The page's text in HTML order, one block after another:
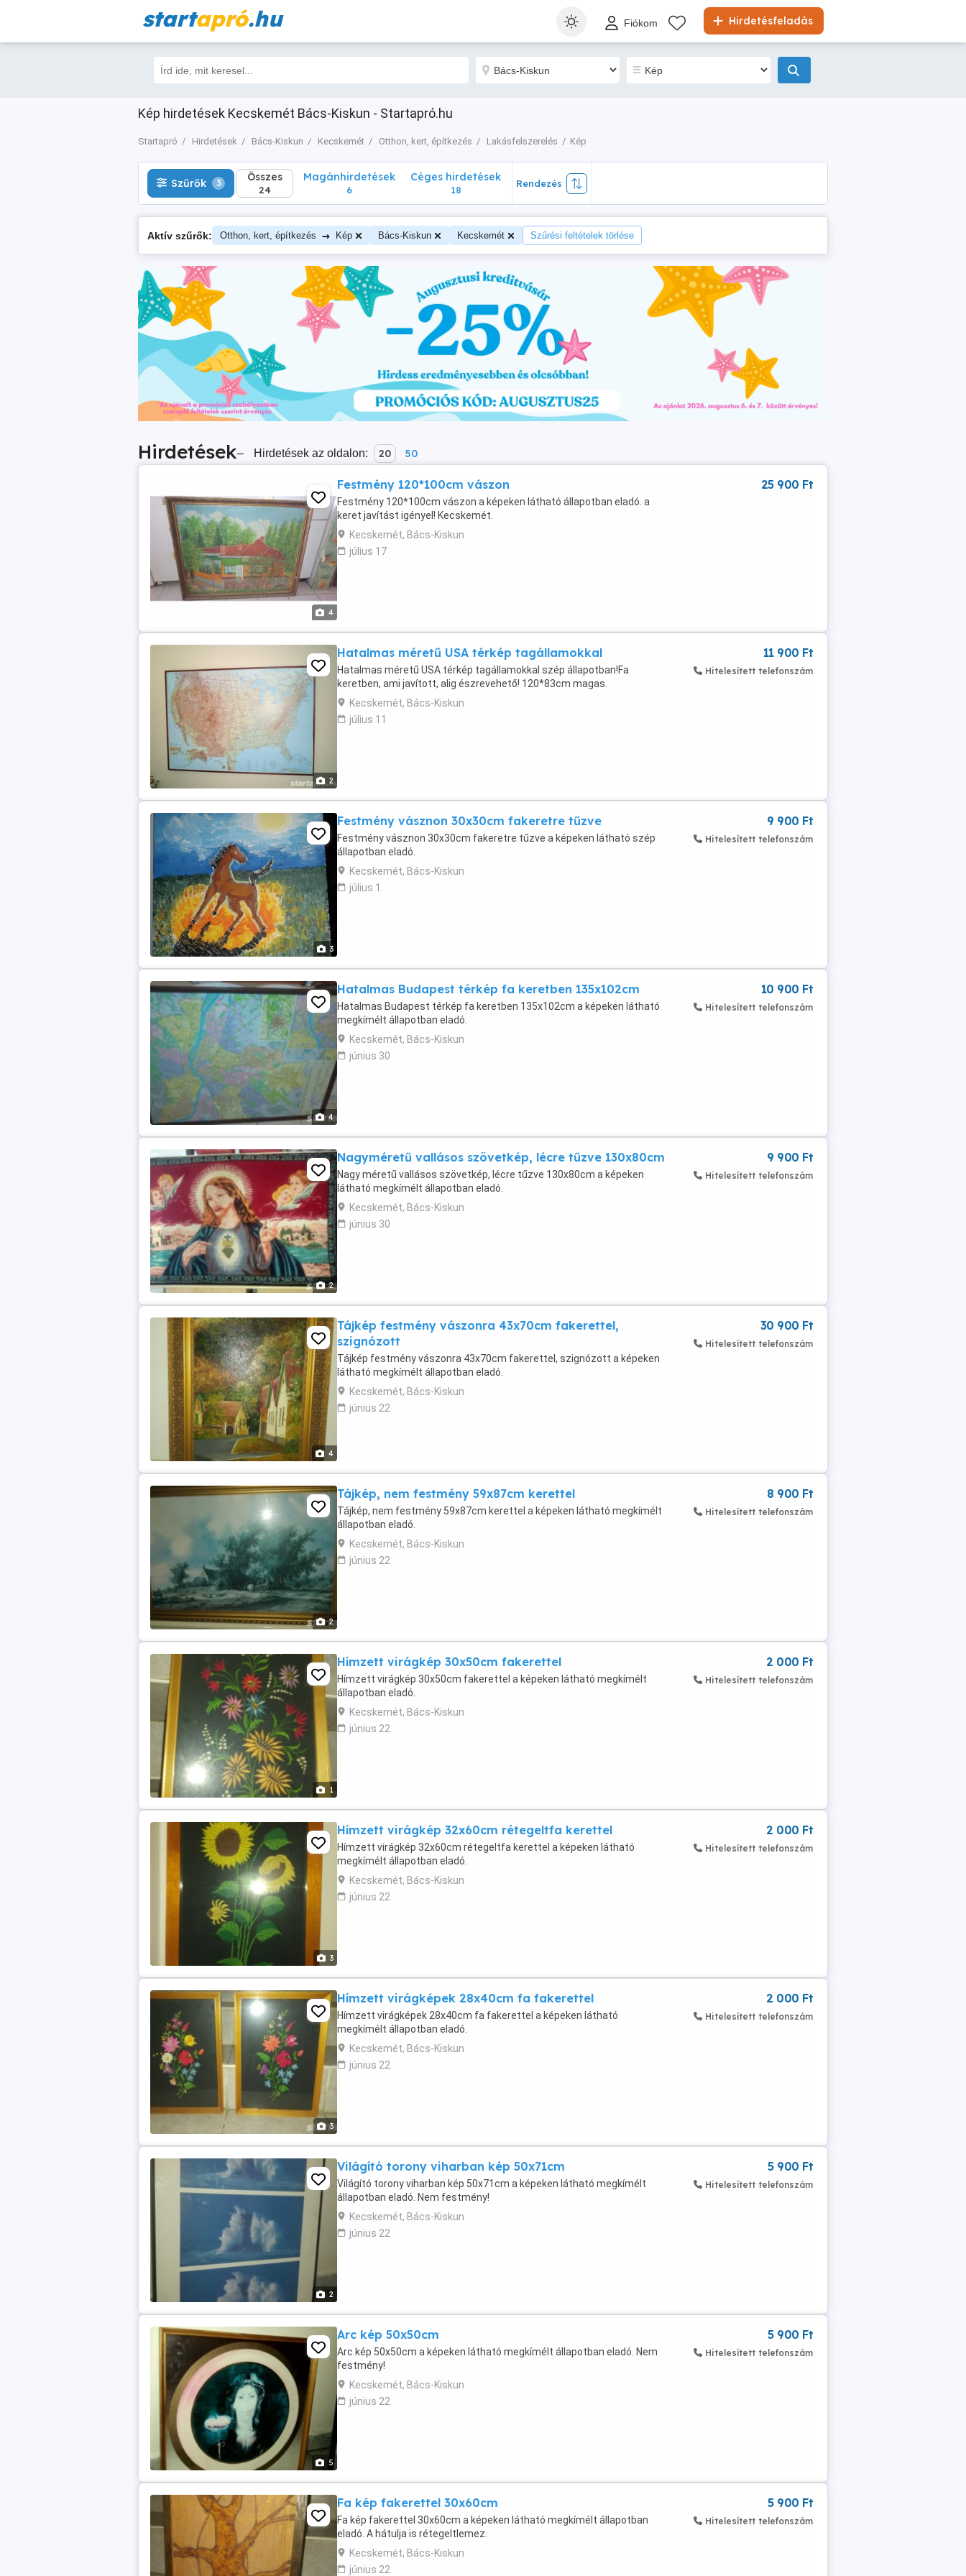
startapró.hu Hirdetésfeladás
Fiókom
Kép hirdetések Kecskemét Bács-Kiskun - Startapró.hu
Startapró Hirdetések Bács-Kiskun Kecskemét Otthon, kert, építkezés Lakásfelszerelés Kép
Szűrők 3 Összes
24
Szűrők 3 Összes
24
Magánhirdetések
6
Céges hirdetések
18
Rendezés
Aktív szűrők: Otthon, kert, építkezés → Kép Bács-Kiskun Kecskemét Szűrési feltételek törlése
Hirdetések– Hirdetések az oldalon: 20 50
4
Festmény 120*100cm vászon
Festmény 120*100cm vászon a képeken látható állapotban eladó. a
keret javítást igényel! Kecskemét.
Kecskemét, Bács-Kiskun
július 17
25 900 Ft
2
Hatalmas méretű USA térkép tagállamokkal
Hatalmas méretű USA térkép tagállamokkal szép állapotban!Fa
keretben, ami javított, alig észrevehető! 120*83cm magas.
Kecskemét, Bács-Kiskun
július 11
11 900 Ft
Hitelesített telefonszám
3
Festmény vásznon 30x30cm fakeretre tűzve
Festmény vásznon 30x30cm fakeretre tűzve a képeken látható szép
állapotban eladó.
Kecskemét, Bács-Kiskun
július 1
9 900 Ft
Hitelesített telefonszám
4
Hatalmas Budapest térkép fa keretben 135x102cm
Hatalmas Budapest térkép fa keretben 135x102cm a képeken látható
megkímélt állapotban eladó.
Kecskemét, Bács-Kiskun
június 30
10 900 Ft
Hitelesített telefonszám
2
Nagyméretű vallásos szövetkép, lécre tűzve 130x80cm
Nagy méretű vallásos szövetkép, lécre tűzve 130x80cm a képeken
látható megkímélt állapotban eladó.
Kecskemét, Bács-Kiskun
június 30
9 900 Ft
Hitelesített telefonszám
4
Tájkép festmény vászonra 43x70cm fakerettel,
szignózott
Tájkép festmény vászonra 43x70cm fakerettel, szignózott a képeken
látható megkímélt állapotban eladó.
Kecskemét, Bács-Kiskun
június 22
30 900 Ft
Hitelesített telefonszám
2
Tájkép, nem festmény 59x87cm kerettel
Tájkép, nem festmény 59x87cm kerettel a képeken látható megkímélt
állapotban eladó.
Kecskemét, Bács-Kiskun
június 22
8 900 Ft
Hitelesített telefonszám
1
Hímzett virágkép 30x50cm fakerettel
Hímzett virágkép 30x50cm fakerettel a képeken látható megkímélt
állapotban eladó.
Kecskemét, Bács-Kiskun
június 22
2 000 Ft
Hitelesített telefonszám
3
Hímzett virágkép 32x60cm rétegeltfa kerettel
Hímzett virágkép 32x60cm rétegeltfa kerettel a képeken látható
megkímélt állapotban eladó.
Kecskemét, Bács-Kiskun
június 22
2 000 Ft
Hitelesített telefonszám
3
Hímzett virágképek 28x40cm fa fakerettel
Hímzett virágképek 28x40cm fa fakerettel a képeken látható
megkímélt állapotban eladó.
Kecskemét, Bács-Kiskun
június 22
2 000 Ft
Hitelesített telefonszám
2
Világító torony viharban kép 50x71cm
Világító torony viharban kép 50x71cm a képeken látható megkímélt
állapotban eladó. Nem festmény!
Kecskemét, Bács-Kiskun
június 22
5 900 Ft
Hitelesített telefonszám
5
Arc kép 50x50cm
Arc kép 50x50cm a képeken látható megkímélt állapotban eladó. Nem
festmény!
Kecskemét, Bács-Kiskun
június 22
5 900 Ft
Hitelesített telefonszám
Fa kép fakerettel 30x60cm
Fa kép fakerettel 30x60cm a képeken látható megkímélt állapotban
eladó. A hátulja is rétegeltlemez.
Kecskemét, Bács-Kiskun
június 22
5 900 Ft
Hitelesített telefonszám